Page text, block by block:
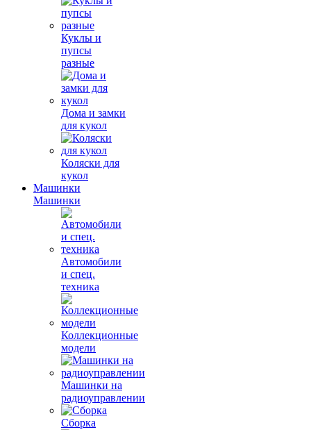
Куклы и
пупсы
разные
Дома и замки
для кукол
Коляски для
кукол
Машинки
Машинки
Автомобили
и спец.
техника
Коллекционные
модели
Машинки на
радиоуправлении
Сборка